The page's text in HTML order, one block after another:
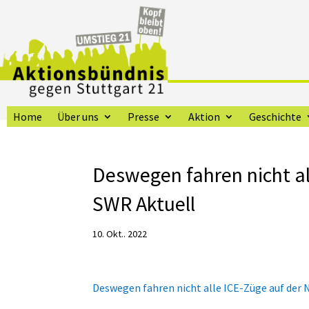
Home Über uns Presse Aktion Geschichte
Deswegen fahren nicht
SWR Aktuell
10. Okt.. 2022
Deswegen fahren nicht alle ICE-Züge auf der